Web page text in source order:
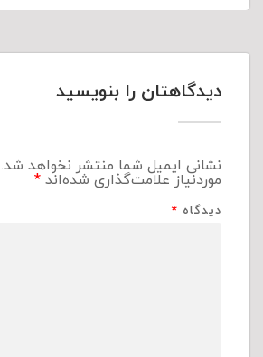
دیدگاهتان را بنویسید
نشانی ایمیل شما منتشر نخواهد شد.
موردنیاز علامت‌گذاری شده‌اند*
دیدگاه *